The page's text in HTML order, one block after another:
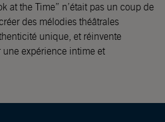
at the Time” n’était pas un coup de
des mélodies théâtrales
unique, et réinvente
expérience intime et